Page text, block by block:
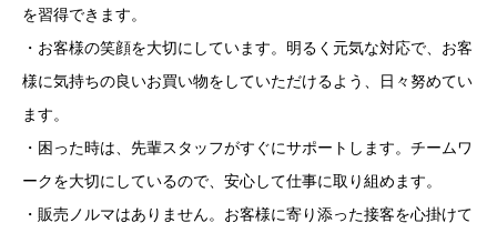
を習得できます。
・お客様の笑顔を大切にしています。明るく元気な対応で、お客
様に気持ちの良いお買い物をしていただけるよう、日々努めてい
ます。
・困った時は、先輩スタッフがすぐにサポートします。チームワ
ークを大切にしているので、安心して仕事に取り組めます。
・販売ノルマはありません。お客様に寄り添った接客を心掛けて